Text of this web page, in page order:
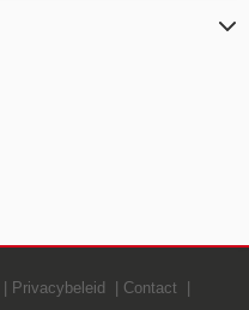
Privacybeleid
Contact